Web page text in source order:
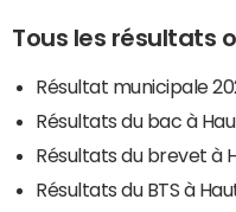
Tous les résultats
Résultat municipale
Résultats du bac à
Résultats du brevet à
Résultats du BTS à